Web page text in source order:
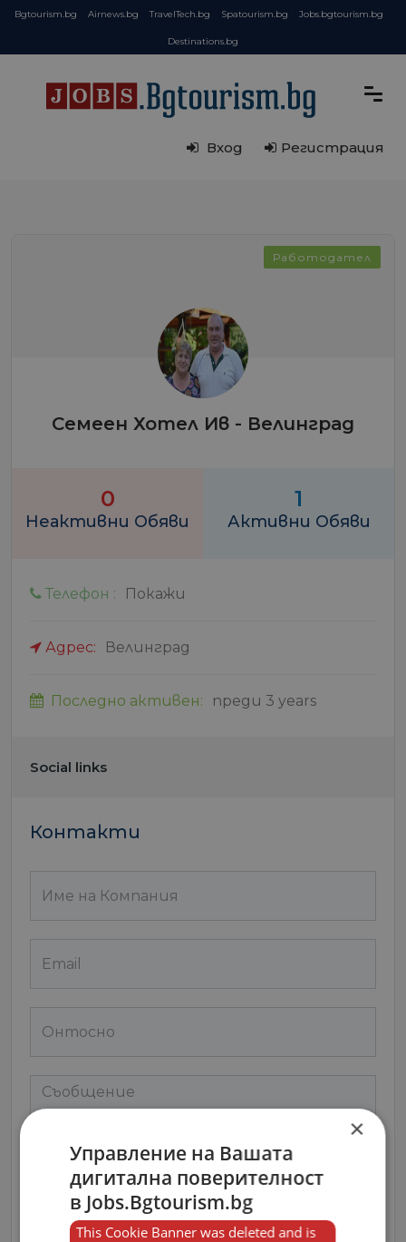
Bgtourism.bg Airnews.bg TravelTech.bg Spatourism.bg Jobs.bgtourism.bg
Destinations.bg
Вход Регистрация
Работодател
Семеен Хотел Ив - Велинград
0
Неактивни Обяви
1
Активни Обяви
Телефон : Покажи
Адрес: Велинград
Последно активен: преди 3 years
Social links
Контакти
Съгласен съм сTerms and Policy
×
Управление на Вашата
дигитална поверителност
в Jobs.Bgtourism.bg
This Cookie Banner was deleted and is